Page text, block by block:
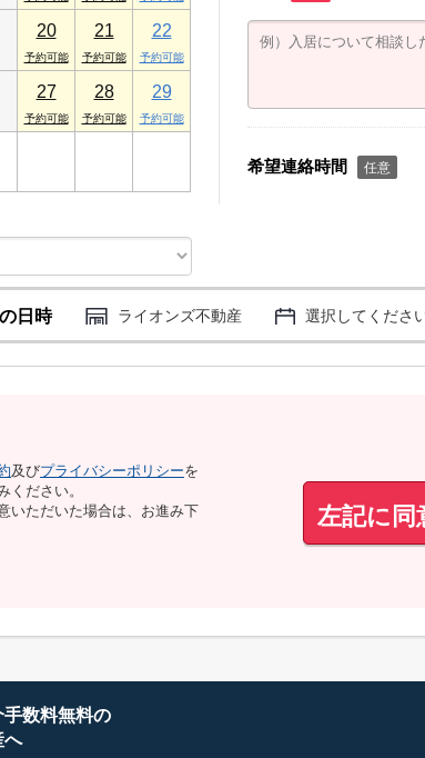
20 21 22
27 28 29
希望連絡時間 任意
日時 ライオンズ不動産 選択してくださ
及びプライバシーポリシーを
ください。
いただいた場合は、お進み下
左記に同
数料無料の
へ